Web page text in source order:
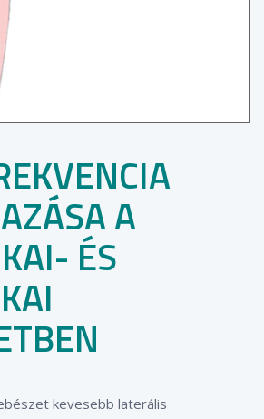
A
ÉS
kevesebb laterális